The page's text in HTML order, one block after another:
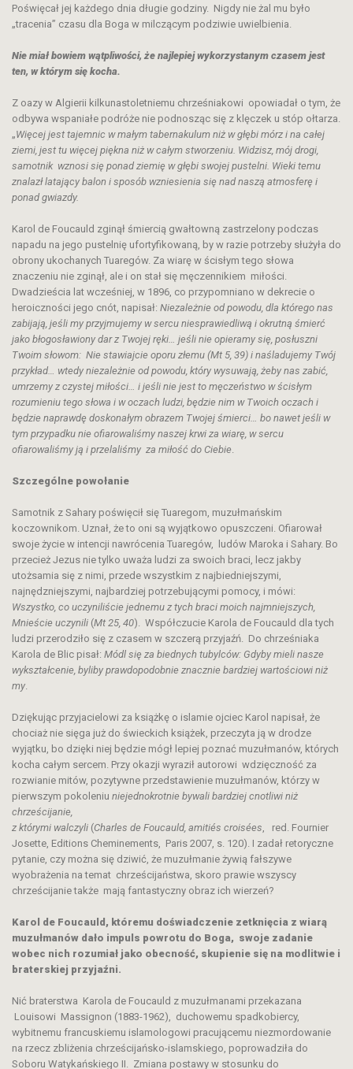
Poświęcał jej każdego dnia długie godziny. Nigdy nie żal mu było
„tracenia” czasu dla Boga w milczącym podziwie uwielbienia.
Nie miał bowiem wątpliwości, że najlepiej wykorzystanym czasem jest
ten, w którym się kocha.
Z oazy w Algierii kilkunastoletniemu chrześniakowi opowiadał o tym, że
odbywa wspaniałe podróże nie podnosząc się z klęczek u stóp ołtarza.
„Więcej jest tajemnic w małym tabernakulum niż w głębi mórz i na całej
ziemi, jest tu więcej piękna niż w całym stworzeniu. Widzisz, mój drogi,
samotnik wznosi się ponad ziemię w głębi swojej pustelni. Wieki temu
znalazł latający balon i sposób wzniesienia się nad naszą atmosferę i
ponad gwiazdy.
Karol de Foucauld zginął śmiercią gwałtowną zastrzelony podczas
napadu na jego pustelnię ufortyfikowaną, by w razie potrzeby służyła do
obrony ukochanych Tuaregów. Za wiarę w ścisłym tego słowa
znaczeniu nie zginął, ale i on stał się męczennikiem miłości.
Dwadzieścia lat wcześniej, w 1896, co przypomniano w dekrecie o
heroiczności jego cnót, napisał: Niezależnie od powodu, dla którego nas
zabijają, jeśli my przyjmujemy w sercu niesprawiedliwą i okrutną śmierć
jako błogosławiony dar z Twojej ręki… jeśli nie opieramy się, posłuszni
Twoim słowom: Nie stawiajcie oporu złemu (Mt 5, 39) i naśladujemy Twój
przykład… wtedy niezależnie od powodu, który wysuwają, żeby nas zabić,
umrzemy z czystej miłości… i jeśli nie jest to męczeństwo w ścisłym
rozumieniu tego słowa i w oczach ludzi, będzie nim w Twoich oczach i
będzie naprawdę doskonałym obrazem Twojej śmierci… bo nawet jeśli w
tym przypadku nie ofiarowaliśmy naszej krwi za wiarę, w sercu
ofiarowaliśmy ją i przelaliśmy za miłość do Ciebie.
Szczególne powołanie
Samotnik z Sahary poświęcił się Tuaregom, muzułmańskim
koczownikom. Uznał, że to oni są wyjątkowo opuszczeni. Ofiarował
swoje życie w intencji nawrócenia Tuaregów, ludów Maroka i Sahary. Bo
przecież Jezus nie tylko uważa ludzi za swoich braci, lecz jakby
utożsamia się z nimi, przede wszystkim z najbiedniejszymi,
najnędzniejszymi, najbardziej potrzebującymi pomocy, i mówi:
Wszystko, co uczyniliście jednemu z tych braci moich najmniejszych,
Mnieście uczynili (Mt 25, 40). Współczucie Karola de Foucauld dla tych
ludzi przerodziło się z czasem w szczerą przyjaźń. Do chrześniaka
Karola de Blic pisał: Módl się za biednych tubylców: Gdyby mieli nasze
wykształcenie, byliby prawdopodobnie znacznie bardziej wartościowi niż
my.
Dziękując przyjacielowi za książkę o islamie ojciec Karol napisał, że
chociaż nie sięga już do świeckich książek, przeczyta ją w drodze
wyjątku, bo dzięki niej będzie mógł lepiej poznać muzułmanów, których
kocha całym sercem. Przy okazji wyraził autorowi wdzięczność za
rozwianie mitów, pozytywne przedstawienie muzułmanów, którzy w
pierwszym pokoleniu niejednokrotnie bywali bardziej cnotliwi niż
chrześcijanie,
z którymi walczyli (Charles de Foucauld, amitiés croisées, red. Fournier
Josette, Editions Cheminements, Paris 2007, s. 120). I zadał retoryczne
pytanie, czy można się dziwić, że muzułmanie żywią fałszywe
wyobrażenia na temat chrześcijaństwa, skoro prawie wszyscy
chrześcijanie także mają fantastyczny obraz ich wierzeń?
Karol de Foucauld , któremu doświadczenie zetknięcia z wiarą
muzułmanów dało impuls powrotu do Boga, swoje zadanie
wobec nich rozumiał jako obecność, skupienie się na modlitwie i
braterskiej przyjaźni.
Nić braterstwa Karola de Foucauld z muzułmanami przekazana
Louisowi Massignon (1883-1962), duchowemu spadkobiercy,
wybitnemu francuskiemu islamologowi pracującemu niezmordowanie
na rzecz zbliżenia chrześcijańsko-islamskiego, poprowadziła do
Soboru Watykańskiego II. Zmiana postawy w stosunku do